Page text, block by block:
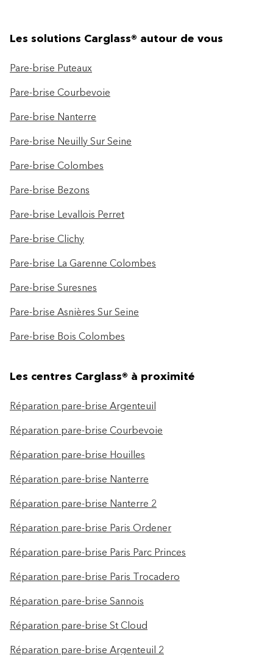
Les solutions Carglass® autour de vous
Pare-brise Puteaux
Pare-brise Courbevoie
Pare-brise Nanterre
Pare-brise Neuilly Sur Seine
Pare-brise Colombes
Pare-brise Bezons
Pare-brise Levallois Perret
Pare-brise Clichy
Pare-brise La Garenne Colombes
Pare-brise Suresnes
Pare-brise Asnières Sur Seine
Pare-brise Bois Colombes
Les centres Carglass® à proximité
Réparation pare-brise Argenteuil
Réparation pare-brise Courbevoie
Réparation pare-brise Houilles
Réparation pare-brise Nanterre
Réparation pare-brise Nanterre 2
Réparation pare-brise Paris Ordener
Réparation pare-brise Paris Parc Princes
Réparation pare-brise Paris Trocadero
Réparation pare-brise Sannois
Réparation pare-brise St Cloud
Réparation pare-brise Argenteuil 2